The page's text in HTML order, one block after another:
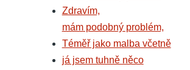
Zdravím,
mám podobný problém,
Téměř jako malba včetně
já jsem tuhně něco